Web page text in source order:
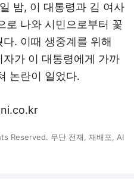
밤, 이 대통령과 김 여사
로 나와 시민으로부터 꽃
. 이때 생중계를 위해
가 이 대통령에게 가까
논란이 일었다.
Reserved. 무단 전재, 재배포, AI